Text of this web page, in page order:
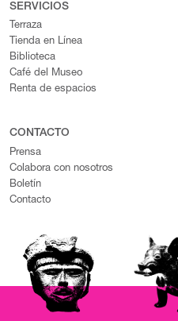
SERVICIOS
Terraza
Tienda en Línea
Biblioteca
Café del Museo
Renta de espacios
CONTACTO
Prensa
Colabora con nosotros
Boletín
Contacto